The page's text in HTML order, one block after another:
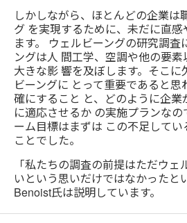
しかしながら、ほとんどの企業は
グ を実現するために、未だに直
ます。 ウェルビーングの研究調査
ングは人 間工学、空調や他の要
大きな影 響を及ぼします。そこ
ビーングに とって重要であると
確にすること と、どのように企
に適応させるか の実施プランな
ーム目標はまずは この不足して
ことでした。
「私たちの調査の前提はただウ
いという思いだけではなかったと
Benoist氏は説明しています。